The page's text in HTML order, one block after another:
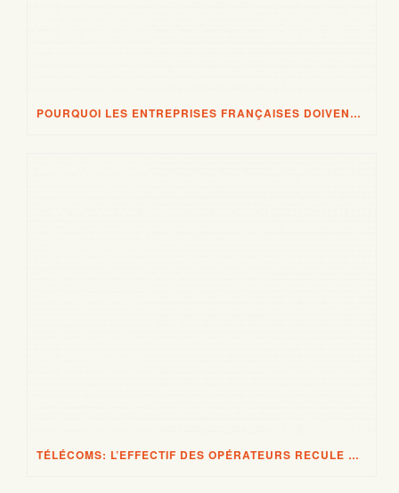
POURQUOI LES ENTREPRISES FRANÇAISES DOIVENT ÊTRE TRÈS PRUDENTES AVEC LES CLOUD ET AUTRES SERVICES IT DE FOURNISSEURS US
TÉLÉCOMS: L’EFFECTIF DES OPÉRATEURS RECULE À NOUVEAU